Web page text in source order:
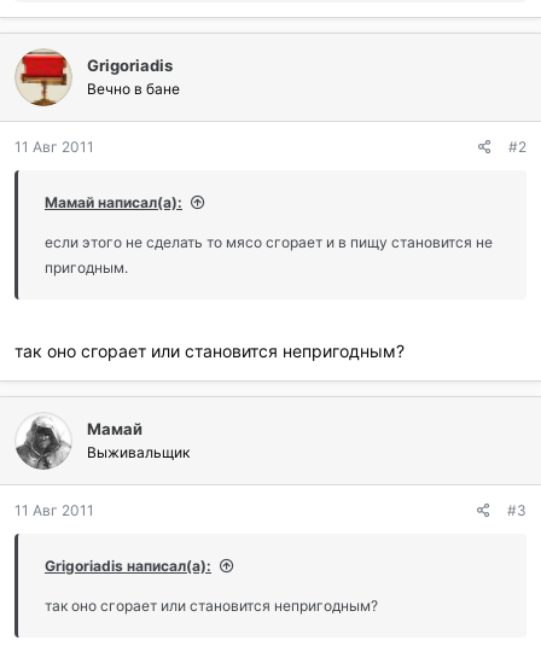
б
л
а
г
о
а
и
и
:
Grigoriadis
Вечно в бане
11 Авг 2011 #2
Мамай написал(а):
если этого не сделать то мясо сгорает и в пищу становится не
пригодным.
так оно сгорает или становится непригодным?
Мамай
Выживальщик
11 Авг 2011 #3
Grigoriadis написал(а):
так оно сгорает или становится непригодным?